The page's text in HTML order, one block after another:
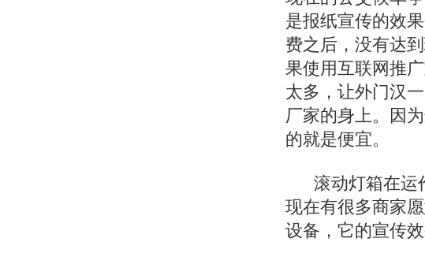
是报纸宣传的效
费之后，没有达
果使用互联网推
太多，让外门汉
厂家的身上。因
的就是便宜。
滚动灯箱在运
现在有很多商家
设备，它的宣传